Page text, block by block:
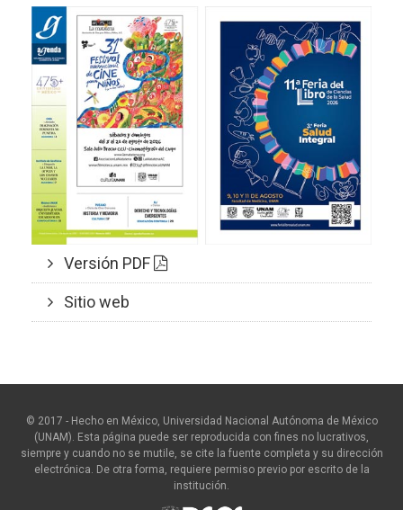
Versión PDF
Sitio web
© 2017 - Hecho en México, Universidad Nacional Autónoma de México
(UNAM). Esta página puede ser reproducida con fines no lucrativos,
siempre y cuando no se mutile, se cite la fuente completa y su dirección
electrónica. De otra forma, requiere permiso previo por escrito de la
institución.